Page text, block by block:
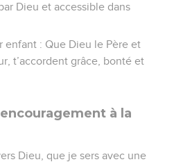
Dieu et accessible dans
enfant : Que Dieu le Père et
t’accordent grâce, bonté et
à la
Dieu, que je sers avec une